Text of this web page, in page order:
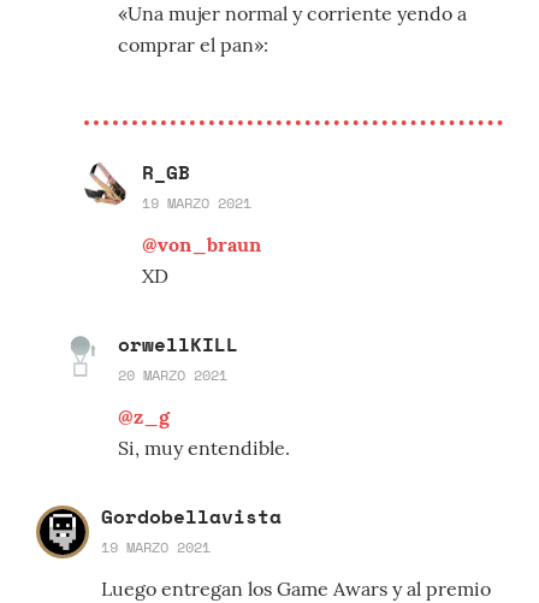
«Una mujer normal y corriente yendo a
comprar el pan»:
R_GB
19 MARZO 2021
@von_braun
XD
orwellKILL
20 MARZO 2021
@z_g
Si, muy entendible.
Gordobellavista
19 MARZO 2021
Luego entregan los Game Awars y al premio